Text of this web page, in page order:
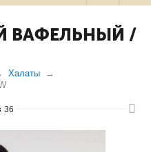
ВАФЕЛЬНЫЙ /
Халаты
36